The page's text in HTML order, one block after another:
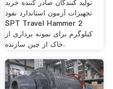
تولید کنندگان صادر کننده خرید
تجهیزات آزمون استاندارد نفوذ
SPT Travel Hammer 2
کیلوگرم برای نمونه برداری از
خاک از چین سازنده.